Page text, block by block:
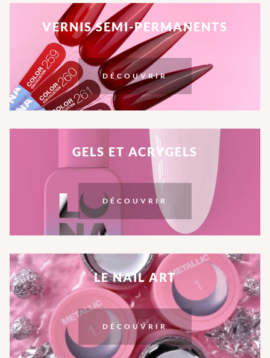
VERNIS SEMI-PERMANENTS
DÉCOUVRIR
GELS ET ACRYGELS
DÉCOUVRIR
LE NAIL ART
DÉCOUVRIR